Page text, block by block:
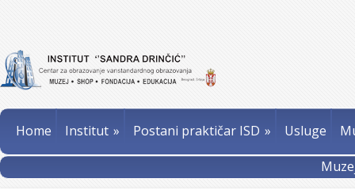
Home Institut » Postani praktičar ISD » Usluge